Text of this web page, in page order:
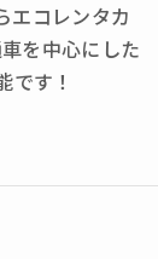
エコレンタカ
を中心にした
す！